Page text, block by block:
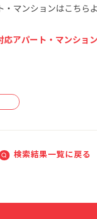
・マンションはこちら
応アパート・マンショ
検索結果一覧に戻る